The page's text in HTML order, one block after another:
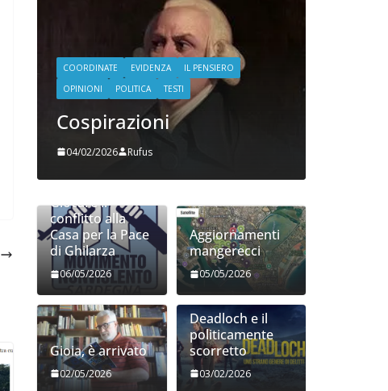
COORDINATE EVIDENZA
IL PENSIERO
OPINIONI
POLITICA TESTI
Cospirazioni
04/02/2026 Rufus
Giocare il
conflitto alla
Casa per la Pace
di Ghilarza
06/05/2026
Aggiornamenti
mangerecci
05/05/2026
Gioia, è arrivato
02/05/2026
Deadloch e il
politicamente
scorretto
03/02/2026